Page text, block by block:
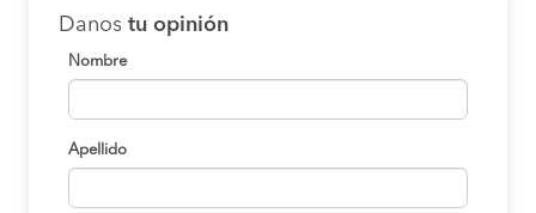
Danos tu opinión
Nombre
Apellido